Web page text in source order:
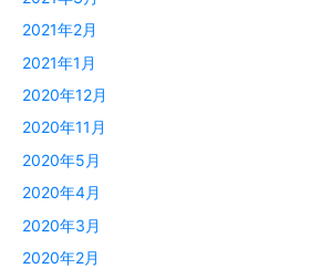
2021年2月
2021年1月
2020年12月
2020年11月
2020年5月
2020年4月
2020年3月
2020年2月